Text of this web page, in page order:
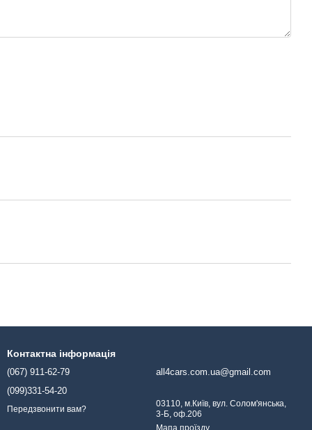
Контактна інформація
(067) 911-62-79
(099)331-54-20
Передзвонити вам?
all4cars.com.ua@gmail.com
03110, м.Київ, вул. Солом'янська,
3-Б, оф.206
Мапа проїзду